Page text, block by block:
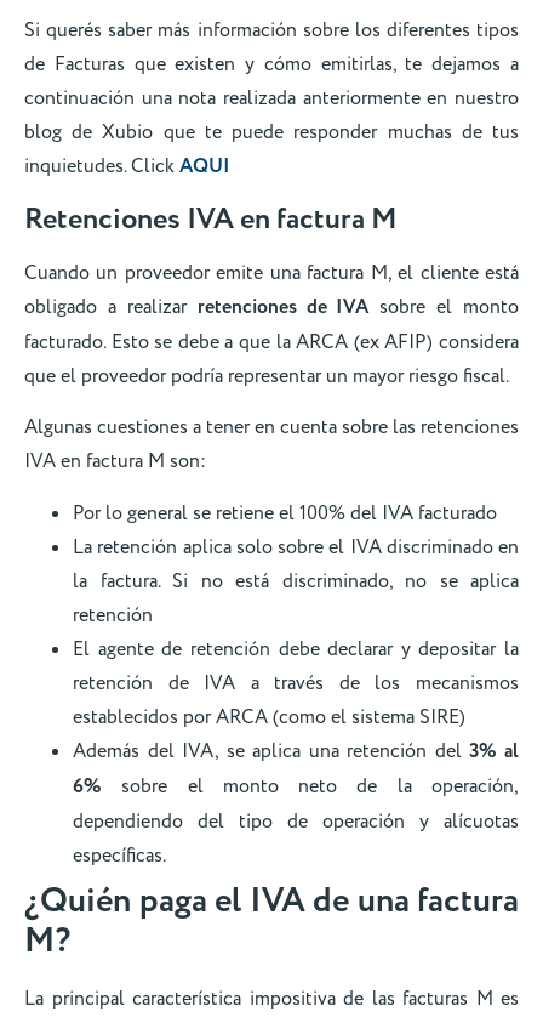
Si querés saber más información sobre los diferentes tipos
de Facturas que existen y cómo emitirlas, te dejamos a
continuación una nota realizada anteriormente en nuestro
blog de Xubio que te puede responder muchas de tus
inquietudes. ClickAQUI
Retenciones IVA en factura M
Cuando un proveedor emite una factura M, el cliente está
obligado a realizar retenciones de IVAsobre el monto
facturado. Esto se debe a que la ARCA (ex AFIP) considera
que el proveedor podría representar un mayor riesgo fiscal.
Algunas cuestiones a tener en cuenta sobre las retenciones
IVA en factura M son:
Por lo general se retiene el 100% del IVA facturado
La retención aplica solo sobre el IVA discriminado en
la factura. Si no está discriminado, no se aplica
retención
El agente de retención debe declarar y depositar la
retención de IVA a través de los mecanismos
establecidos por ARCA (como el sistema SIRE)
Además del IVA, se aplica una retención del3% al
6% sobre el monto neto de la operación,
dependiendo del tipo de operación y alícuotas
específicas.
¿Quién paga el IVA de una factura
M?
La principal característica impositiva de las facturas M es